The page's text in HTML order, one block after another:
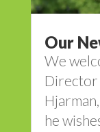
Our
We
Director
he